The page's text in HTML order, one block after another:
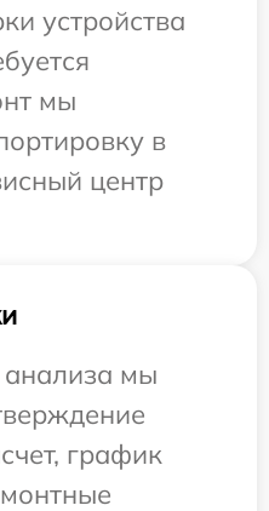
устройства
мы
в
центр
анализа мы
график